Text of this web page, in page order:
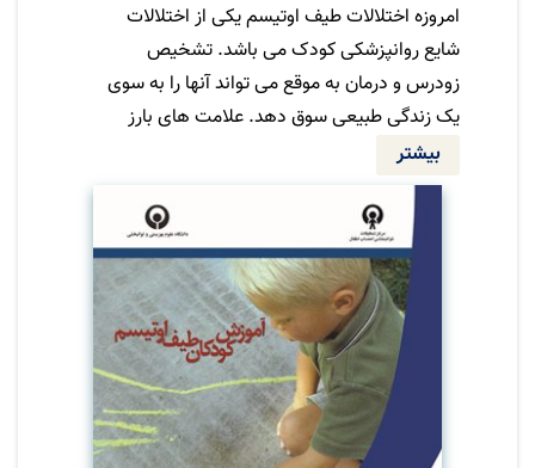
امروزه اختلالات طیف اوتیسم یکی از اختلالات
شایع روانپزشکی کودک می باشد. تشخیص
زودرس و درمان به موقع می تواند آنها را به سوی
یک زندگی طبیعی سوق دهد. علامت های بارز
تشخیصی در طیف اوتیسم اختلال خلق، تکلم، و
اختلال در رفتارهای ارتباطی و اجتماعی است.
اختلال در رفتارهای اجتماعی و ارتباطی تاثیر به
سزایی در رشد و تکامل کودک و ابعائ مختلف
زندگی او دارد و مانعی برای سازگاری کودک در
محیط های آموزشی و اجتماعی است. یکی از
ویژگی های کتاب این است که دستورالعمل های
آموزشی به اجزای عملکردی تقسیم شده است و در
مورد کودکان طیف اوتیسم با درجات مختلف، قابل
اجرا برای والدین و متخصصین درمانی و آموزشی
بیشتر